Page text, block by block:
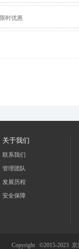
限时优惠
关于我们
联系我们
管理团队
发展历程
安全保障
Copyright ©2015-2023 京